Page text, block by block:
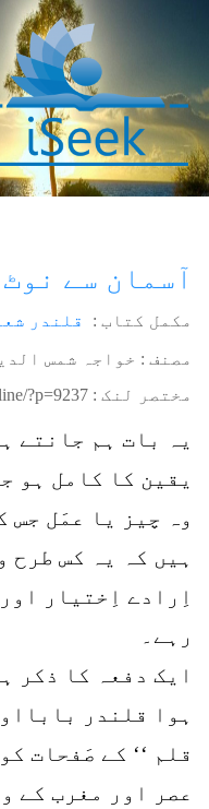
آسمان سے نوٹ
مکمل کتاب : قلندر
مصنف : خواجہ شمس
مختصر لنک : ?p=9237
یہ بات ہم جانتے
یقین کا کامل ہو
وہ چیز یا عمَل جس
ہیں کہ یہ کس طرح
اِرادے اِختیار
رہے۔
ایک دفعہ کا ذکر
ہوا قلندر
قلم ‘‘ کے صَفحات
عصر اور مغرب کے